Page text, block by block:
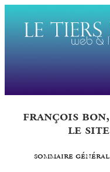
françois bon,
le site
sommaire général